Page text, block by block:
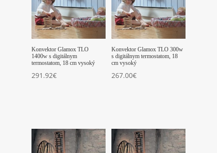
Konvektor Glamox TLO
1400w s digitálnym
termostatom, 18 cm vysoký
291.92€
Konvektor Glamox TLO 300w
s digitálnym termostatom, 18
cm vysoký
267.00€